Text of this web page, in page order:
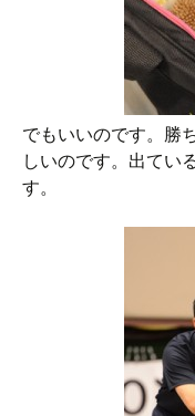
でもいいのです。勝
しいのです。出てい
す。